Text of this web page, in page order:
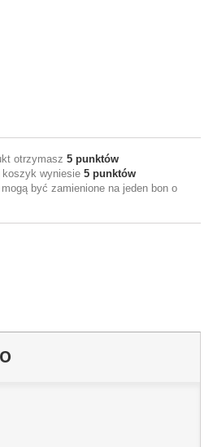
otrzymasz 5 punktów
koszyk wyniesie 5 punktów
mogą być zamienione na jeden bon o